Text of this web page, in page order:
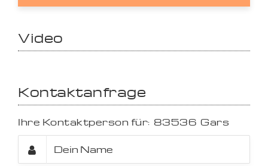
Video
Kontaktanfrage
Ihre Kontaktperson für: 83536 Gars